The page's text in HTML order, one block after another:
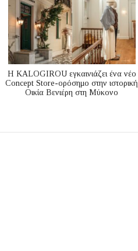
Η KALOGIROU εγκαινιάζει ένα νέο
Concept Store-ορόσημο στην ιστορική
Οικία Βενιέρη στη Μύκονο